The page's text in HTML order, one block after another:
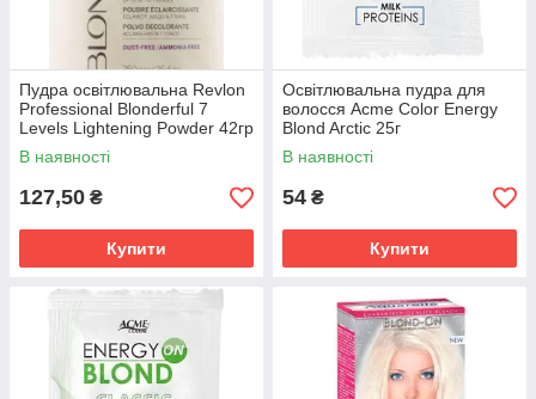
Пудра освітлювальна Revlon
Professional Blonderful 7
Levels Lightening Powder 42гр
Пакет
В наявності
127,50 ₴
Купити
Освітлювальна пудра для
волосся Acme Color Energy
Blond Arctic 25г
(4823115503862)
В наявності
54 ₴
Купити